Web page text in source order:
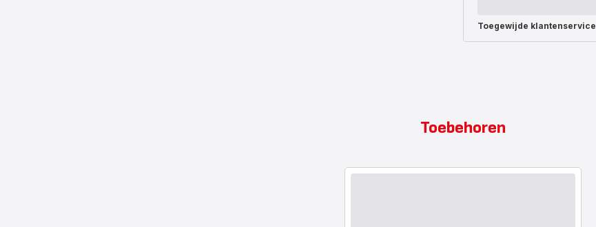
Toegewijde klantenservice
Toebehoren